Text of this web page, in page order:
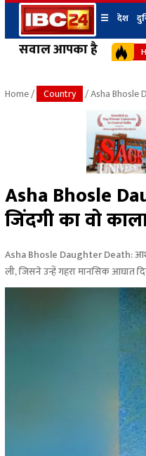
सवाल आपका है
☰ देश
छत्तीसगढ़ न्यूज
उत्तर प्रदेश न्यूज
बिहार न्यूज
उत्तराखंड न्यूज
हिमाचल प्रदेश न्यूज
हरियाणा न्यूज
जबलपुर
Home/ Country / Asha Bhosle
Asha Bhosle
जिंदगी का वो
Asha Bhosle Daughter Death:
ली, जिसने उन्हें गहरा मानसिक आघात